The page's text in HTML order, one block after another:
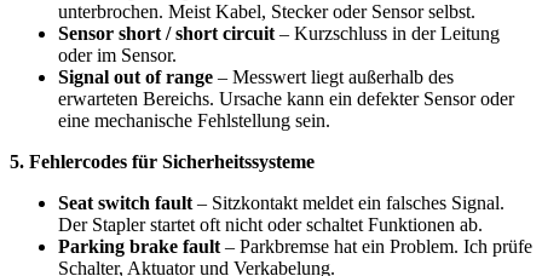
unterbrochen. Meist Kabel, Stecker oder Sensor selbst.
Sensor short / short circuit – Kurzschluss in der Leitung
oder im Sensor.
Signal out of range – Messwert liegt außerhalb des
erwarteten Bereichs. Ursache kann ein defekter Sensor oder
eine mechanische Fehlstellung sein.
5. Fehlercodes für Sicherheitssysteme
Seat switch fault – Sitzkontakt meldet ein falsches Signal.
Der Stapler startet oft nicht oder schaltet Funktionen ab.
Parking brake fault – Parkbremse hat ein Problem. Ich prüfe
Schalter, Aktuator und Verkabelung.